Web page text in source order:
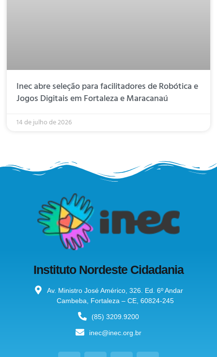
Inec abre seleção para facilitadores de Robótica e
Jogos Digitais em Fortaleza e Maracanaú
14 de julho de 2026
Instituto Nordeste Cidadania
Av. Ministro José Américo, 326. Ed. 6º Andar
Cambeba, Fortaleza – CE, 60824-245
(85) 3209.9200
inec@inec.org.br